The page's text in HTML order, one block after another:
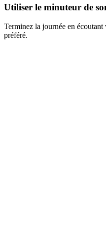
Utiliser le minuteur de
Terminez la journée en
préféré.